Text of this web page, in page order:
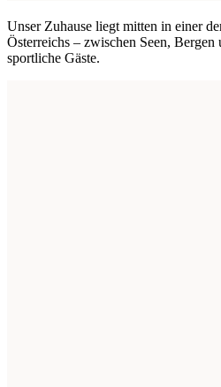
Unser Zuhause liegt mitten in einer
Österreichs – zwischen Seen,
sportliche Gäste.